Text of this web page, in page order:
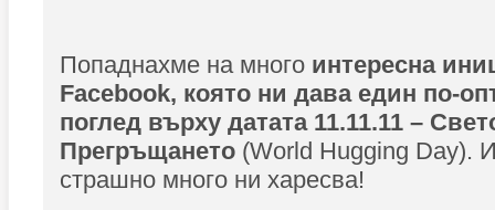
Попаднахме на много интересна
Facebook, която ни дава един по-
поглед върху датата 11.11.11 –
Прегръщането (World Hugging Day).
страшно много ни харесва!